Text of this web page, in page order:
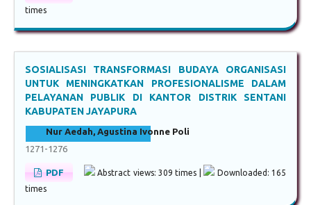
times
SOSIALISASI TRANSFORMASI BUDAYA ORGANISASI
UNTUK MENINGKATKAN PROFESIONALISME DALAM
PELAYANAN PUBLIK DI KANTOR DISTRIK SENTANI
KABUPATEN JAYAPURA
Nur Aedah, Agustina Ivonne Poli
1271-1276
PDF Abstract views: 309 times |
Downloaded: 165
times